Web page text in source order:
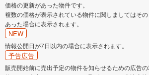
価格の更新があった物件です。
複数の価格が表示されている物件に関しましてはそ
あった場合に表示されます。
NEW
情報公開日が7日以内の場合に表示されます。
予告広告
販売開始前に売出予定の物件を知らせるための広告